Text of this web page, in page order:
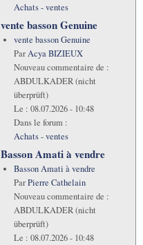
Achats - ventes
vente basson Genuine
vente basson Genuine
ParAcya BIZIEUX
Nouveau commentaire de :
ABDULKADER (nicht
überprüft)
Le : 08.07.2026 - 10:48
Dans le forum :
Achats - ventes
Basson Amati à vendre
Basson Amati à vendre
ParPierre Cathelain
Nouveau commentaire de :
ABDULKADER (nicht
überprüft)
Le : 08.07.2026 - 10:48